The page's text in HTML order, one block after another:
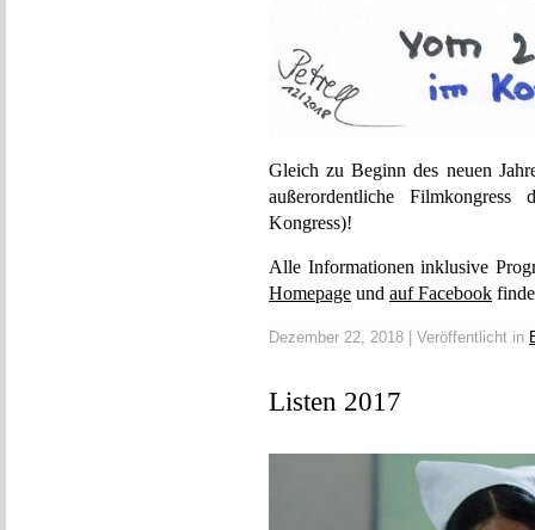
Gleich zu Beginn des neuen
außerordentliche Filmkongress
Kongress)!
Alle Informationen inklusive
Homepage und auf Facebook
Dezember 22, 2018 | Veröffentlicht in
Listen 2017